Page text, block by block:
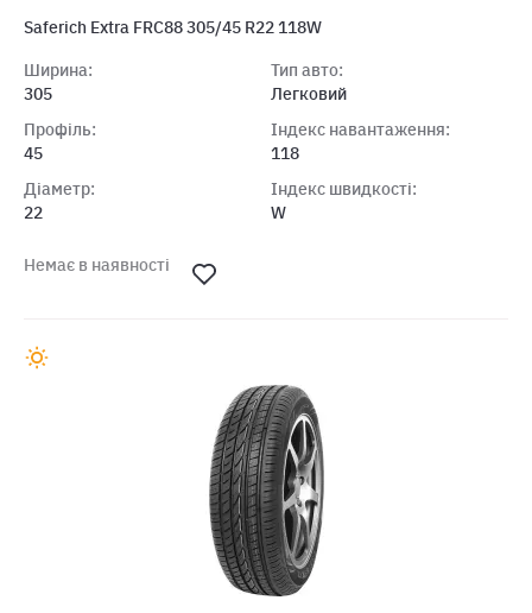
Saferich Extra FRC88 305/45 R22 118W
Ширина:
305
Профіль:
45
Діаметр:
22
Тип авто:
Легковий
Індекс навантаження:
118
Індекс швидкості:
W
Немає в наявності